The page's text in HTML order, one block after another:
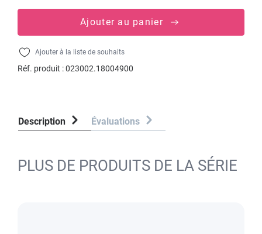
Ajouter au panier
Ajouter à la liste de souhaits
Réf. produit :023002.18004900
Description Évaluations
PLUS DE PRODUITS DE LA SÉRIE